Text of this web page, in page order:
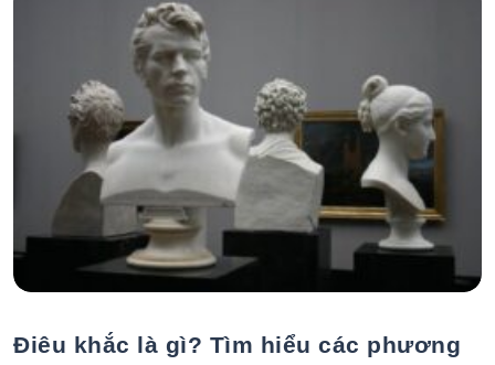
Điêu khắc là gì? Tìm hiểu các phương